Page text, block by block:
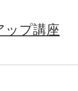
ップ講座